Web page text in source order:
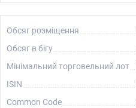
Обсяг розміщення
Обсяг в бігу
Мінімальний торговельний лот
ISIN
Common Code